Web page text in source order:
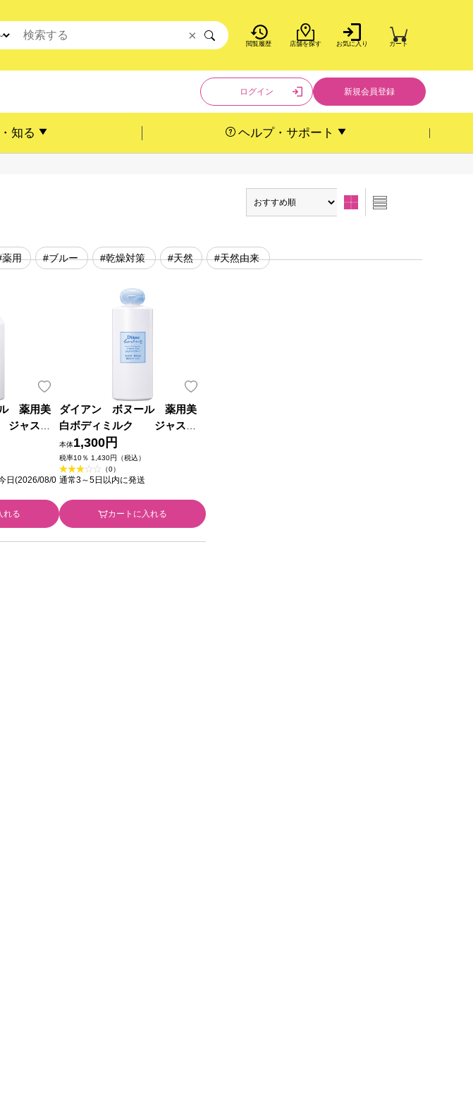
閲覧履歴 店舗を探す お気に入り カート
×
ログイン 新規会員登録
知る ヘルプ・サポート
薬用 #ブルー #乾燥対策 #天然 #天然由来
薬用美
ャスミ
０ｍｌ ネ
外品)
日(2026/08/0
れる
ダイアン ボヌール 薬用美
白ボディミルク ジャスミ
ンブルーの香り １８５ｍｌ ネ
イチャーラボ (医薬部外品)
本体1,300円
税率10％ 1,430円（税込）
（0）
通常3～5日以内に発送
カートに入れる